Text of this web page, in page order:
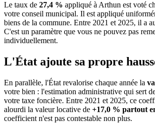
Le taux de 27,4 % appliqué à Arthun est voté
votre conseil municipal. Il est appliqué
biens de la commune. Entre 2021 et 2025, il a
C'est un paramètre que vous ne pouvez pas
individuellement.
L'État ajoute sa propre
En parallèle, l'État revalorise chaque année la
votre bien : l'estimation administrative qui sert
votre taxe foncière. Entre 2021 et 2025, ce
alourdi la valeur locative de +17,0 % partout
coefficient n'est pas contestable non plus.